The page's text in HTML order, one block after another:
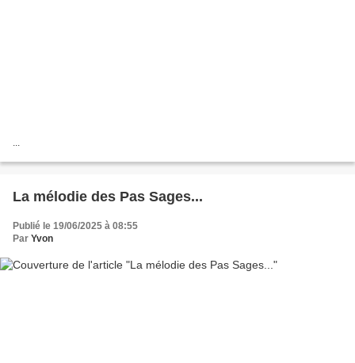
La mélodie des Pas Sages...
Publié le 19/06/2025 à 08:55
Par Yvon